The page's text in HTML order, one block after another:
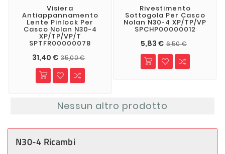
Visiera
Antiappannamento
Lente Pinlock Per
Casco Nolan N30-4
XP/TP/VP/T
SPTFR00000078
31,40 € 35,00 €
Rivestimento
Sottogola Per Casco
Nolan N30-4 XP/TP/VP
SPCHP00000012
5,83 € 6,50 €
Nessun altro prodotto
N30-4 Ricambi